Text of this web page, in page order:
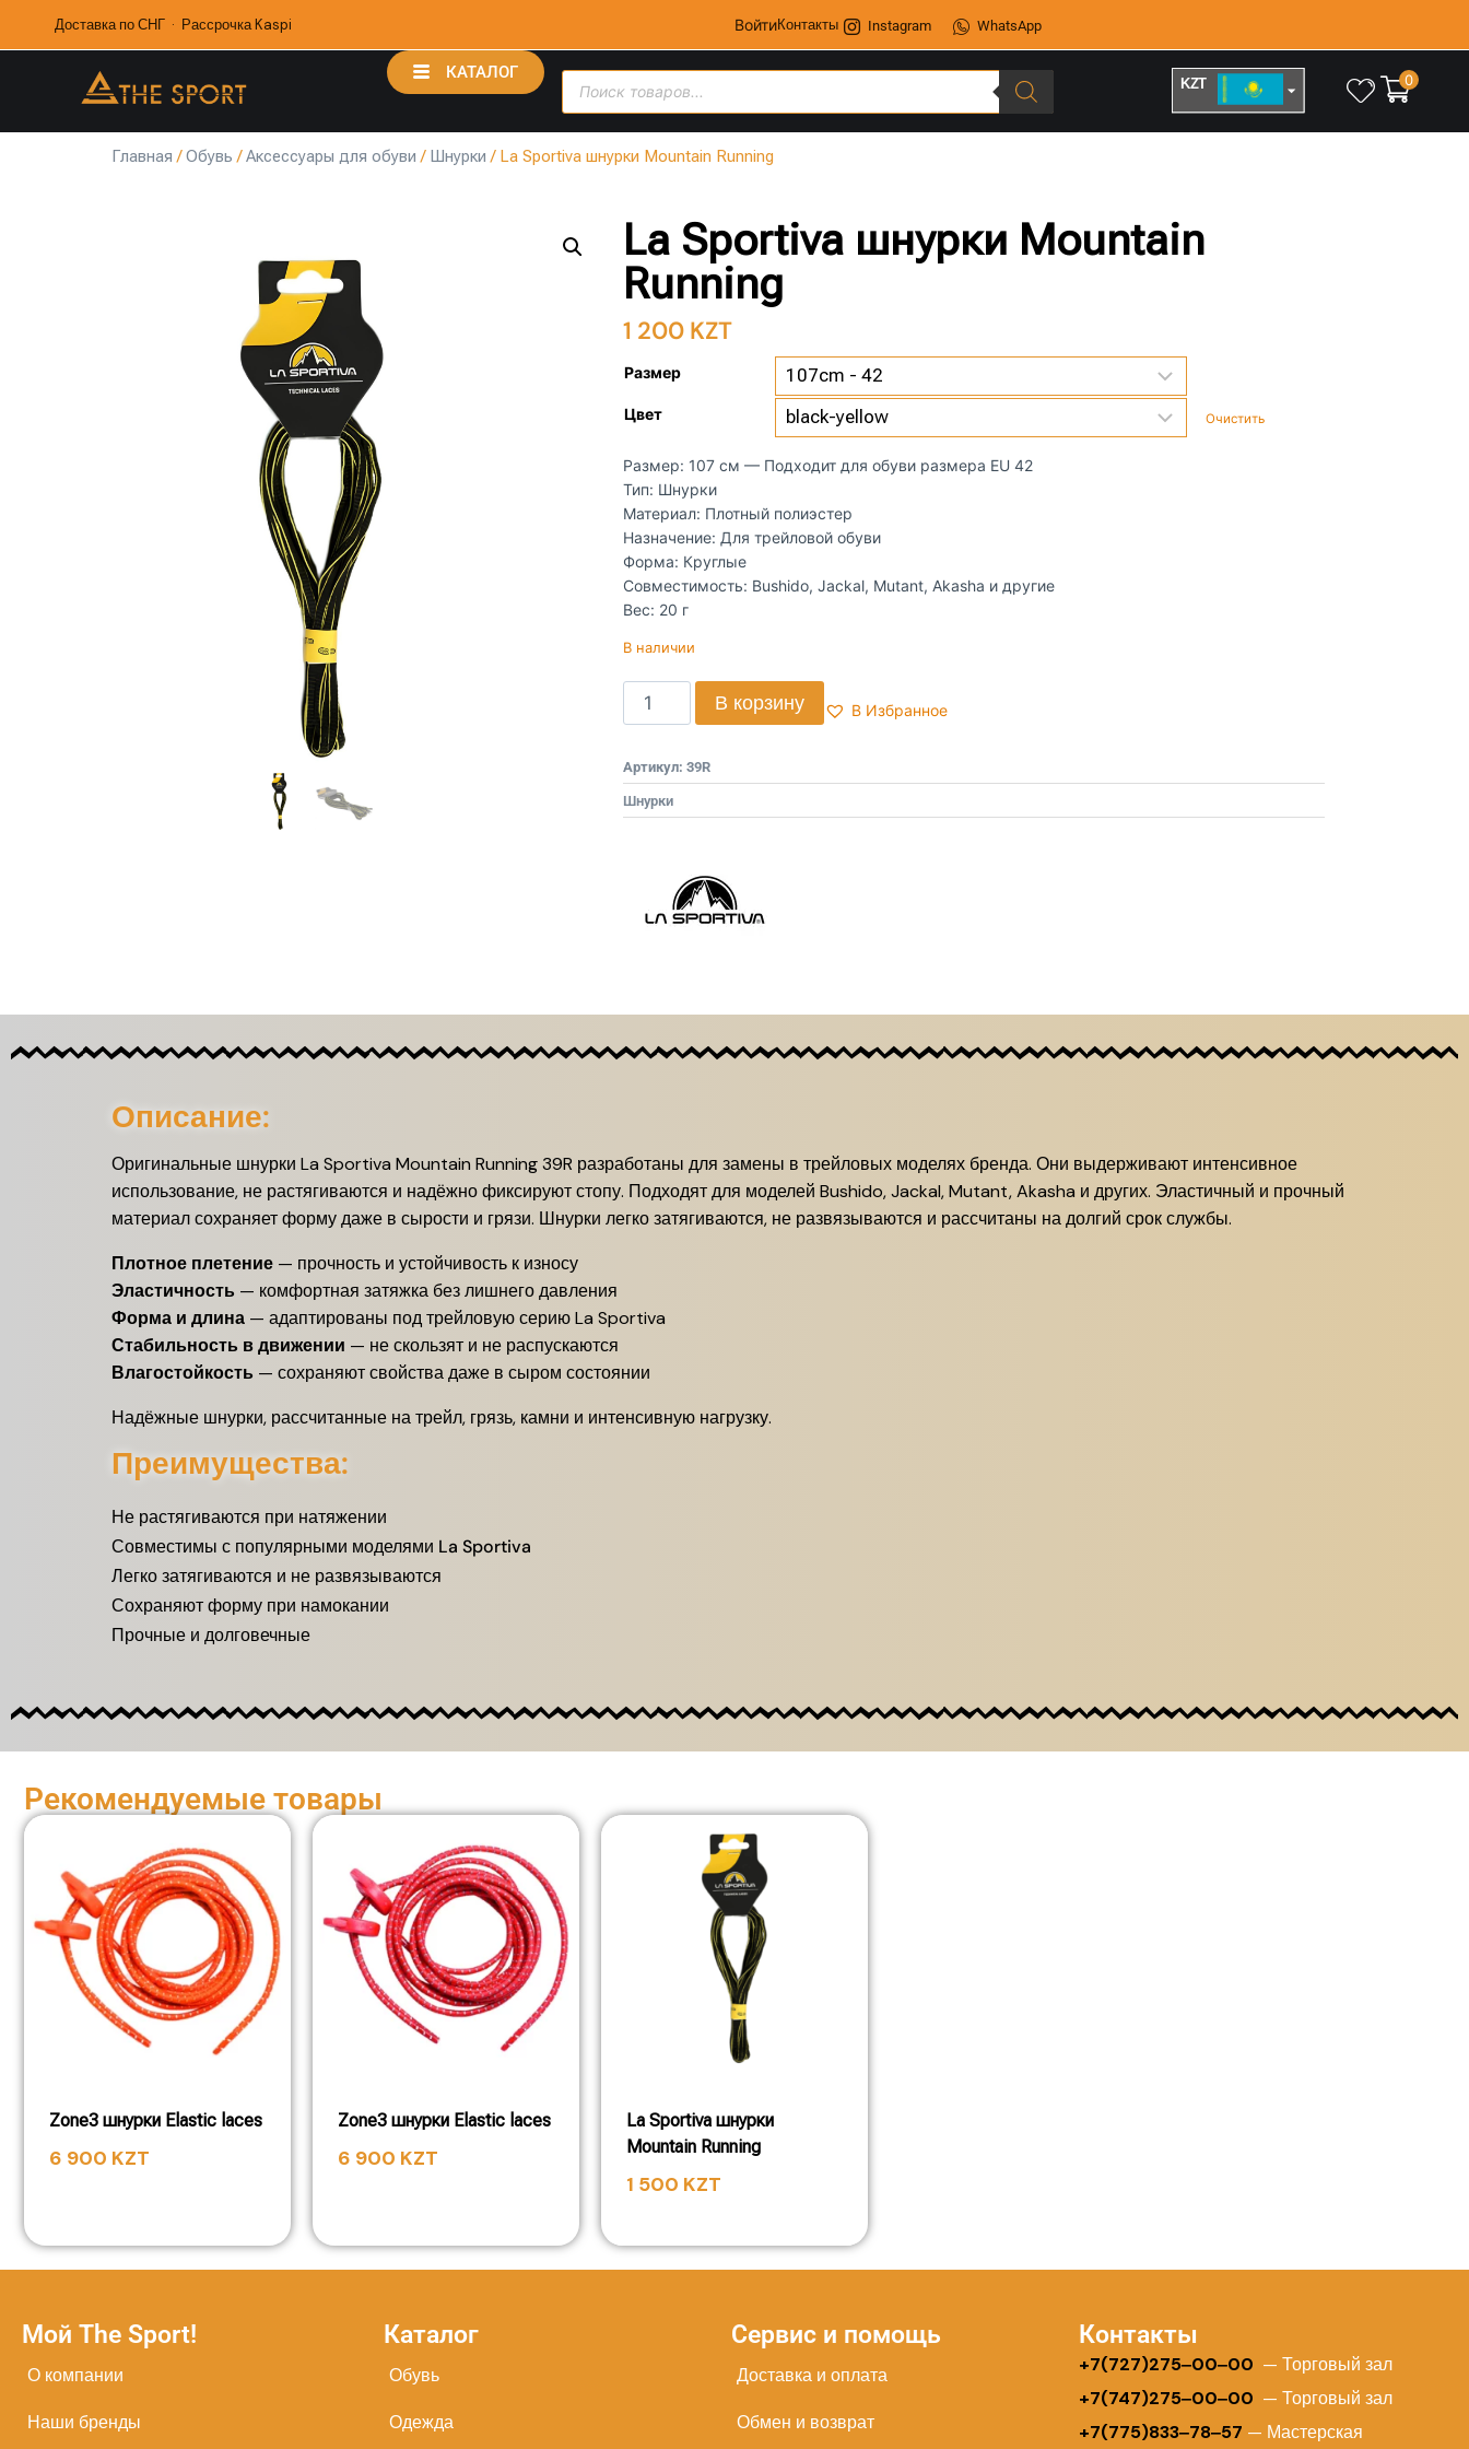
Доставка по СНГ · Рассрочка Kaspi ВойтиКонтакты Instagram WhatsApp
КАТАЛОГ
KZT 0
Главная /Обувь /Аксессуары для обуви / Шнурки / La Sportiva шнурки Mountain Running
La Sportiva шнурки Mountain
Running
1 200 KZT
Размер
Цвет Очистить
Размер: 107 см — Подходит для обуви размера EU 42
Тип: Шнурки
Материал: Плотный полиэстер
Назначение: Для трейловой обуви
Форма: Круглые
Совместимость: Bushido, Jackal, Mutant, Akasha и другие
Вес: 20 г
В наличии
В корзину В Избранное
Артикул: 39R
Шнурки
Описание:
Оригинальные шнурки La Sportiva Mountain Running 39R разработаны для замены в трейловых моделях бренда. Они выдерживают интенсивное
использование, не растягиваются и надёжно фиксируют стопу. Подходят для моделей Bushido, Jackal, Mutant, Akasha и других. Эластичный и прочный
материал сохраняет форму даже в сырости и грязи. Шнурки легко затягиваются, не развязываются и рассчитаны на долгий срок службы.
Плотное плетение — прочность и устойчивость к износу
Эластичность — комфортная затяжка без лишнего давления
Форма и длина — адаптированы под трейловую серию La Sportiva
Стабильность в движении — не скользят и не распускаются
Влагостойкость — сохраняют свойства даже в сыром состоянии
Надёжные шнурки, рассчитанные на трейл, грязь, камни и интенсивную нагрузку.
Преимущества:
Не растягиваются при натяжении
Совместимы с популярными моделями La Sportiva
Легко затягиваются и не развязываются
Сохраняют форму при намокании
Прочные и долговечные
Рекомендуемые товары
Zone3 шнурки Elastic laces
6 900 KZT
Zone3 шнурки Elastic laces
6 900 KZT
La Sportiva шнурки
Mountain Running
1 500 KZT
Мой The Sport!
О компании
Наши бренды
Каталог
Обувь
Одежда
Сервис и помощь
Доставка и оплата
Обмен и возврат
Контакты
+7(727)275‒00‒00 — Торговый зал
+7(747)275‒00‒00 — Торговый зал
+7(775)833‒78‒57 — Мастерская